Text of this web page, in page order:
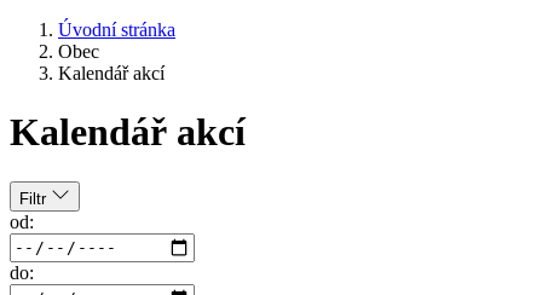
Úvodní stránka
Obec
Kalendář akcí
Kalendář akcí
Filtr
od:
do: